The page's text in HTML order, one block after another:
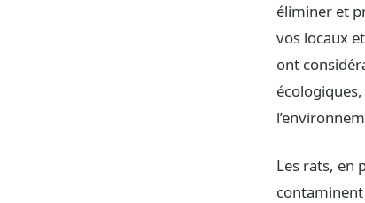
éliminer et
vos locaux
ont
Les rats, en